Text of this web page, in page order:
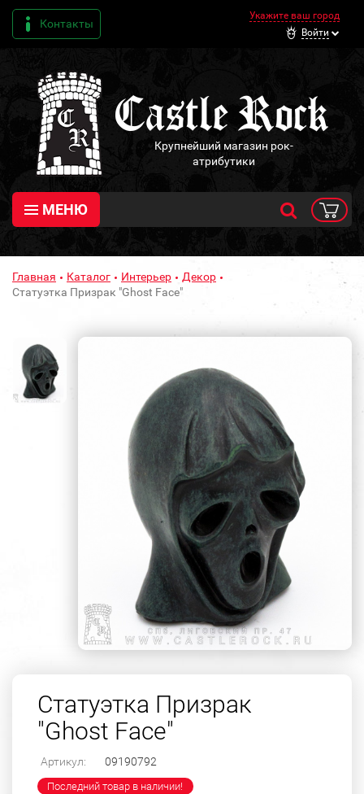
Контакты
Укажите ваш город
Войти
Крупнейший магазин рок-
атрибутики
МЕНЮ
Главная Каталог Интерьер
Декор
Статуэтка Призрак "Ghost Face"
Статуэтка Призрак
"Ghost Face"
Артикул: 09190792
Последний товар в наличии!